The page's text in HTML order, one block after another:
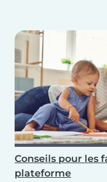
Conseils pour les
plateforme